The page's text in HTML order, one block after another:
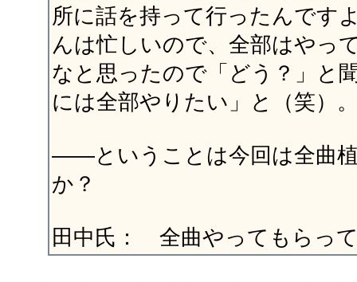
所に話を持って行ったんです
んは忙しいので、全部はやっ
なと思ったので「どう？」と
には全部やりたい」と（笑）
――ということは今回は全曲
か？
田中氏： 全曲やってもらっ